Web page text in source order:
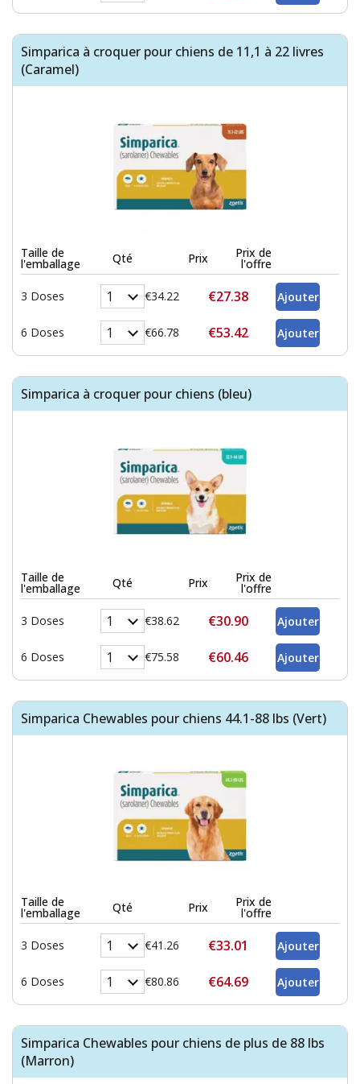
Simparica à croquer pour chiens de 11,1 à 22 livres
(Caramel)
Taille de
l'emballage Qté Prix Prix de
l'offre
3 Doses €34.22 €27.38
6 Doses €66.78 €53.42
Simparica à croquer pour chiens (bleu)
Taille de
l'emballage Qté Prix Prix de
l'offre
3 Doses €38.62 €30.90
6 Doses €75.58 €60.46
Simparica Chewables pour chiens 44.1-88 lbs (Vert)
Taille de
l'emballage Qté Prix Prix de
l'offre
3 Doses €41.26 €33.01
6 Doses €80.86 €64.69
Simparica Chewables pour chiens de plus de 88 lbs
(Marron)